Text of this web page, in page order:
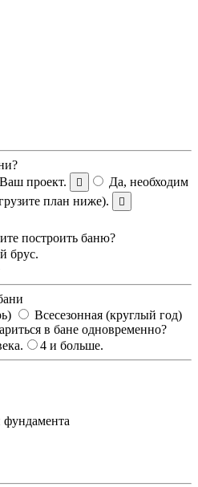
проект.
Да, необходим
план ниже).
построить баню?
брус.
Всесезонная (круглый год)
в бане одновременно?
4 и больше.